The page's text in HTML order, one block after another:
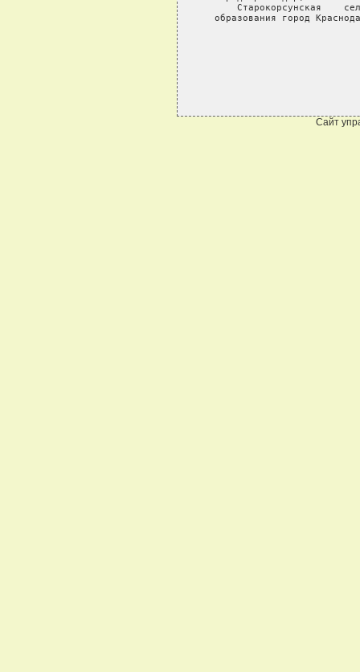
Старокорсунская
образования город
Сайт